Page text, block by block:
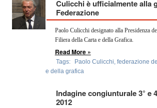
Culicchi è ufficialmente alla
Federazione
Paolo Culicchi designato alla Presidenza
Filiera della Carta e della Grafica.
Read More »
Tags: Paolo Culicchi federazione
e della grafica
Indagine congiunturale 3° e
2012